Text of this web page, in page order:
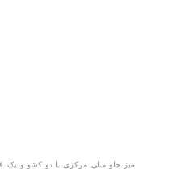
میز جلو مبلی مرکزی با دو کشو و یک